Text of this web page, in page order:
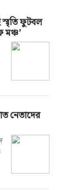
স্মৃতি ফুটবল
মঞ্চ’
নেতাদের